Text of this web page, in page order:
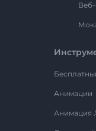
Анимации
Анимация